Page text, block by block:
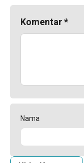
Komentar*
Nama